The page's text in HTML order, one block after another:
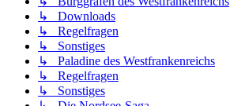
↳ Downloads
↳ Regelfragen
↳ Sonstiges
↳ Paladine des Westfrankenreichs
↳ Regelfragen
↳ Sonstiges